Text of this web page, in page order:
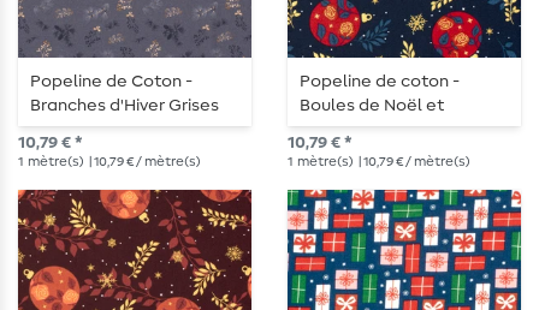
Popeline de Coton -
Branches d'Hiver Grises
10,79 € *
1 mètre(s) | 10,79 € / mètre(s)
Popeline de coton -
Boules de Noël et
branches Navy Or
10,79 € *
1 mètre(s) | 10,79 € / mètre(s)